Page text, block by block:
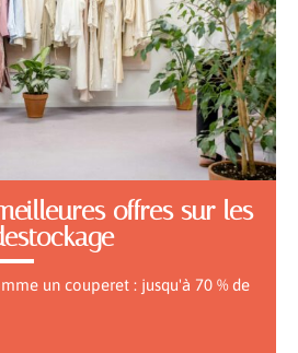
offres sur les
un couperet : jusqu'à 70 % de